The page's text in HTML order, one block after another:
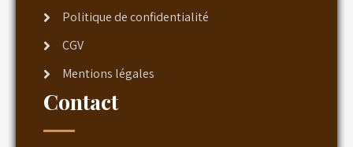
Politique de confidentialité
CGV
Mentions légales
Contact